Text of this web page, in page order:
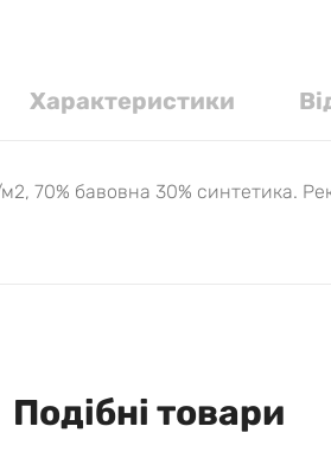
Характеристики
70% бавовна 30% синтетика.
Подібні товари